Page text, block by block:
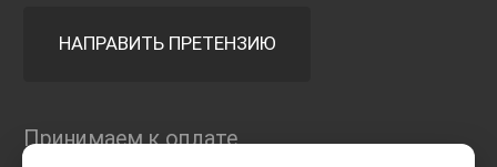
НАПРАВИТЬ ПРЕТЕНЗИЮ
Принимаем к оплате